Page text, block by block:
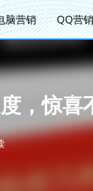
脑营销 QQ营
，惊喜